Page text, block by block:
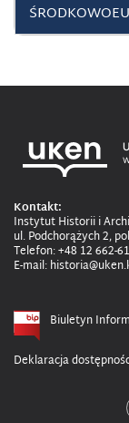
Kontakt:
Instytut Historii i
ul. Podchorążych 2,
Telefon: +48 12 662-
E-mail:
Biuletyn
Deklaracja